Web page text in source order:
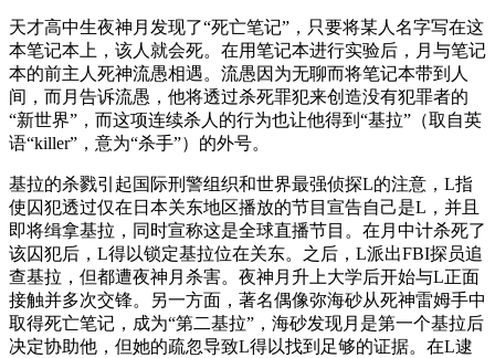
天才高中生夜神月发现了“死亡笔记”，只要将某人名字写在这
本笔记本上，该人就会死。在用笔记本进行实验后，月与笔记
本的前主人死神流愚相遇。流愚因为无聊而将笔记本带到人
间，而月告诉流愚，他将透过杀死罪犯来创造没有犯罪者的
“新世界”，而这项连续杀人的行为也让他得到“基拉”（取自英
语“killer”，意为“杀手”）的外号。
基拉的杀戮引起国际刑警组织和世界最强侦探L的注意，L指
使囚犯透过仅在日本关东地区播放的节目宣告自己是L，并且
即将缉拿基拉，同时宣称这是全球直播节目。在月中计杀死了
该囚犯后，L得以锁定基拉位在关东。之后，L派出FBI探员追
查基拉，但都遭夜神月杀害。夜神月升上大学后开始与L正面
接触并多次交锋。另一方面，著名偶像弥海砂从死神雷姆手中
取得死亡笔记，成为“第二基拉”，海砂发现月是第一个基拉后
决定协助他，但她的疏忽导致L得以找到足够的证据。在L逮